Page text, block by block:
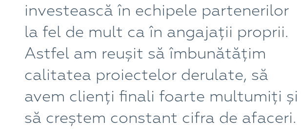
investească în echipele partenerilor
la fel de mult ca în angajații proprii.
Astfel am reușit să îmbunătățim
calitatea proiectelor derulate, să
avem clienți finali foarte multumiți și
să creștem constant cifra de afaceri.